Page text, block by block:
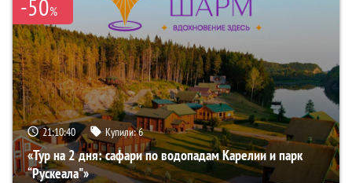
-50%
21:10:39 Купили:6
«Тур на 2 дня: сафари по водопадам Карелии и парк
“Рускеала"»